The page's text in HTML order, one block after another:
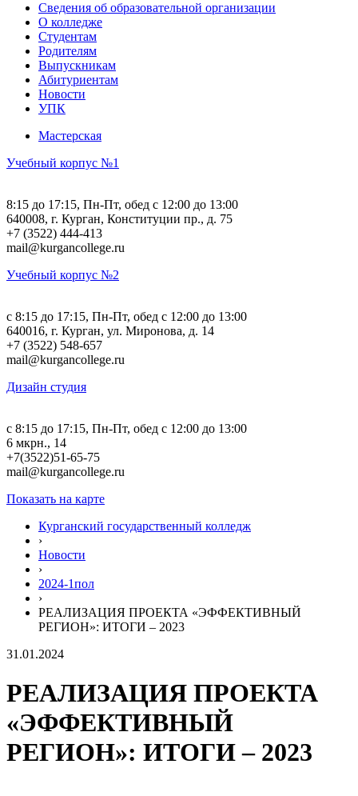
Сведения об образовательной организации
О колледже
Студентам
Родителям
Выпускникам
Абитуриентам
Новости
УПК
Мастерская
Учебный корпус №1
8:15 до 17:15, Пн-Пт, обед с 12:00 до 13:00
640008, г. Курган, Конституции пр., д. 75
+7 (3522) 444-413
mail@kurgancollege.ru
Учебный корпус №2
c 8:15 до 17:15, Пн-Пт, обед с 12:00 до 13:00
640016, г. Курган, ул. Миронова, д. 14
+7 (3522) 548-657
mail@kurgancollege.ru
Дизайн студия
c 8:15 до 17:15, Пн-Пт, обед с 12:00 до 13:00
6 мкрн., 14
+7(3522)51-65-75
mail@kurgancollege.ru
Показать на карте
Курганский государственный колледж
›
Новости
›
2024-1пол
›
РЕАЛИЗАЦИЯ ПРОЕКТА «ЭФФЕКТИВНЫЙ
РЕГИОН»: ИТОГИ – 2023
31.01.2024
РЕАЛИЗАЦИЯ ПРОЕКТА
«ЭФФЕКТИВНЫЙ
РЕГИОН»: ИТОГИ – 2023